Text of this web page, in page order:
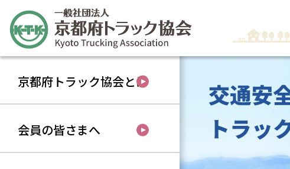
京都府トラック協会とは
会員の皆さまへ